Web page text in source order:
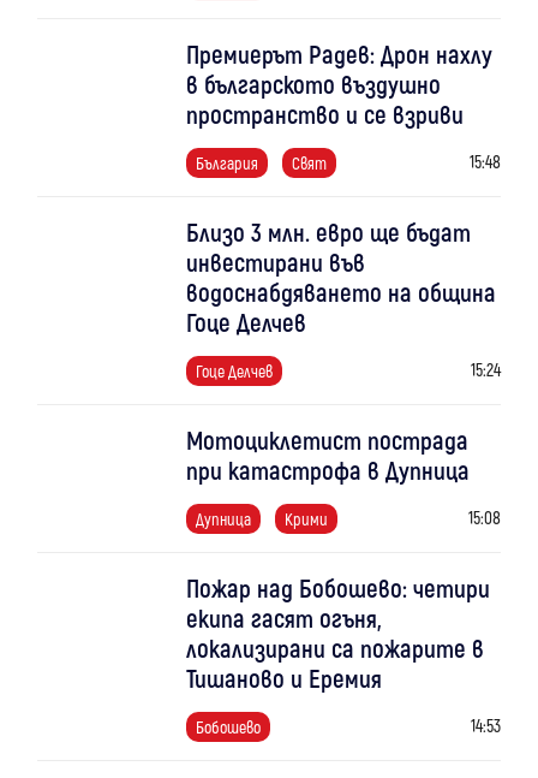
Премиерът Радев: Дрон нахлу
в българското въздушно
пространство и се взриви
България Свят 15:48
Близо 3 млн. евро ще бъдат
инвестирани във
водоснабдяването на община
Гоце Делчев
Гоце Делчев 15:24
Мотоциклетист пострада
при катастрофа в Дупница
Дупница Крими 15:08
Пожар над Бобошево: четири
екипа гасят огъня,
локализирани са пожарите в
Тишаново и Еремия
Бобошево 14:53